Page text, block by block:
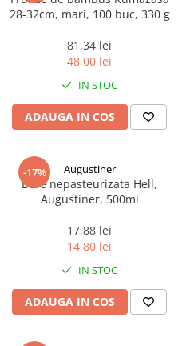
28-32cm, mari, 100 buc, 330 g
81,34 lei
48,00 lei
IN STOC
ADAUGA IN COS
-17% Augustiner
Bere nepasteurizata Hell,
Augustiner, 500ml
17,88 lei
14,80 lei
IN STOC
ADAUGA IN COS